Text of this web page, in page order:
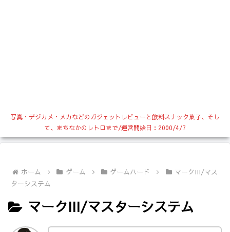
写真・デジカメ・メカなどのガジェットレビューと飲料スナック菓子、そし
て、まちなかのレトロまで/運営開始日：2000/4/7
ホーム ゲーム ゲームハード
マークIII/マス
ターシステム
マークIII/マスターシステム